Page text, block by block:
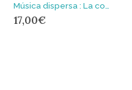
Música dispersa : La contracultura de los años setenta en España como si realmente importara
17,00€